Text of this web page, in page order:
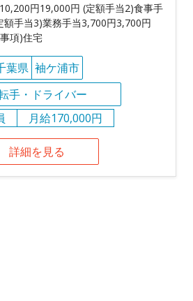
円19,000円 (定額手当2)食事手
額手当3)業務手当3,700円3,700円
項)住宅
葉県 袖ケ浦市
手・ドライバー
月給170,000円
詳細を見る